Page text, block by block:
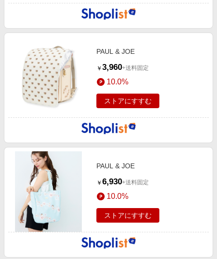
PAUL & JOE
￥ 3,960+送料固定
10.0%
ストアにすすむ
PAUL & JOE
￥ 6,930+送料固定
10.0%
ストアにすすむ